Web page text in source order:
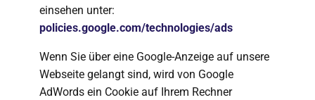
einsehen unter:
policies.google.com/technologies/ads
Wenn Sie über eine Google-Anzeige auf unsere
Webseite gelangt sind, wird von Google
AdWords ein Cookie auf Ihrem Rechner